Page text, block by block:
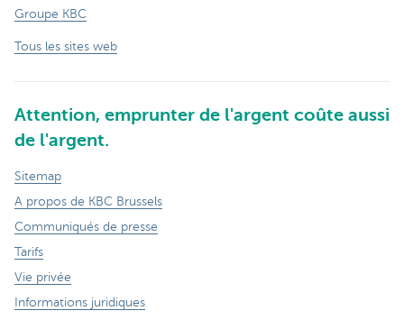
Groupe KBC
Tous les sites web
Attention, emprunter de l'argent coûte aussi
de l'argent.
Sitemap
A propos de KBC Brussels
Communiqués de presse
Tarifs
Vie privée
Informations juridiques